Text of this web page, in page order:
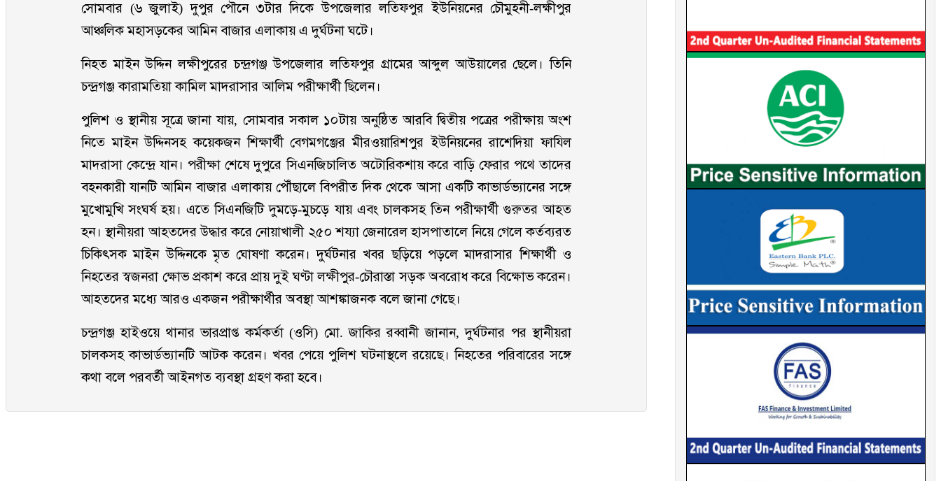
সোমবার (৬ জুলাই) দুপুর পৌনে ৩টার দিকে উপজেলার লতিফপুর ইউনিয়নের চৌমুহনী-লক্ষীপুর
আঞ্চলিক মহাসড়কের আমিন বাজার এলাকায় এ দুর্ঘটনা ঘটে।
নিহত মাইন উদ্দিন লক্ষীপুরের চন্দ্রগঞ্জ উপজেলার লতিফপুর গ্রামের আব্দুল আউয়ালের ছেলে। তিনি
চন্দ্রগঞ্জ কারামতিয়া কামিল মাদরাসার আলিম পরীক্ষার্থী ছিলেন।
পুলিশ ও স্থানীয় সূত্রে জানা যায়, সোমবার সকাল ১০টায় অনুষ্ঠিত আরবি দ্বিতীয় পত্রের পরীক্ষায় অংশ
নিতে মাইন উদ্দিনসহ কয়েকজন শিক্ষার্থী বেগমগঞ্জের মীরওয়ারিশপুর ইউনিয়নের রাশেদিয়া ফাযিল
মাদরাসা কেন্দ্রে যান। পরীক্ষা শেষে দুপুরে সিএনজিচালিত অটোরিকশায় করে বাড়ি ফেরার পথে তাদের
বহনকারী যানটি আমিন বাজার এলাকায় পৌঁছালে বিপরীত দিক থেকে আসা একটি কাভার্ডভ্যানের সঙ্গে
মুখোমুখি সংঘর্ষ হয়। এতে সিএনজিটি দুমড়ে-মুচড়ে যায় এবং চালকসহ তিন পরীক্ষার্থী গুরুতর আহত
হন। স্থানীয়রা আহতদের উদ্ধার করে নোয়াখালী ২৫০ শয্যা জেনারেল হাসপাতালে নিয়ে গেলে কর্তব্যরত
চিকিৎসক মাইন উদ্দিনকে মৃত ঘোষণা করেন। দুর্ঘটনার খবর ছড়িয়ে পড়লে মাদরাসার শিক্ষার্থী ও
নিহতের স্বজনরা ক্ষোভ প্রকাশ করে প্রায় দুই ঘণ্টা লক্ষীপুর-চৌরাস্তা সড়ক অবরোধ করে বিক্ষোভ করেন।
আহতদের মধ্যে আরও একজন পরীক্ষার্থীর অবস্থা আশঙ্কাজনক বলে জানা গেছে।
চন্দ্রগঞ্জ হাইওয়ে থানার ভারপ্রাপ্ত কর্মকর্তা (ওসি) মো. জাকির রব্বানী জানান, দুর্ঘটনার পর স্থানীয়রা
চালকসহ কাভার্ডভ্যানটি আটক করেন। খবর পেয়ে পুলিশ ঘটনাস্থলে রয়েছে। নিহতের পরিবারের সঙ্গে
কথা বলে পরবর্তী আইনগত ব্যবস্থা গ্রহণ করা হবে।